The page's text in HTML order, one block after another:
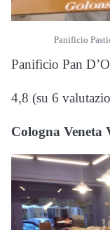
Panificio
Panificio Pan
4,8 (su 6
Cologna Veneta